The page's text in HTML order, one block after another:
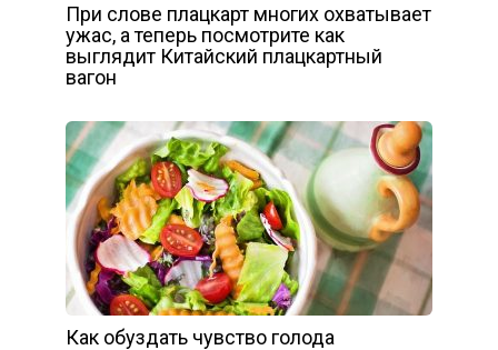
При слове плацкарт многих охватывает
ужас, а теперь посмотрите как
выглядит Китайский плацкартный
вагон
Как обуздать чувство голода